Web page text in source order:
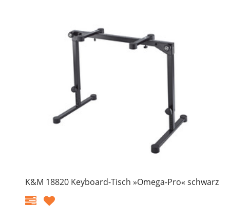
K&M 18820 Keyboard-Tisch »Omega-Pro« schwarz